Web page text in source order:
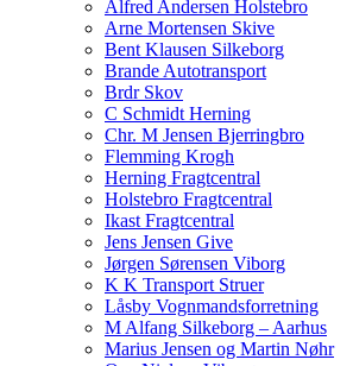
Alfred Andersen Holstebro
Arne Mortensen Skive
Bent Klausen Silkeborg
Brande Autotransport
Brdr Skov
C Schmidt Herning
Chr. M Jensen Bjerringbro
Flemming Krogh
Herning Fragtcentral
Holstebro Fragtcentral
Ikast Fragtcentral
Jens Jensen Give
Jørgen Sørensen Viborg
K K Transport Struer
Låsby Vognmandsforretning
M Alfang Silkeborg – Aarhus
Marius Jensen og Martin Nøhr